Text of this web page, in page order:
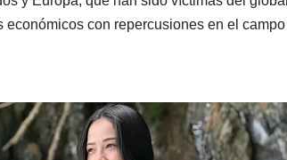
económicos con repercusiones en el